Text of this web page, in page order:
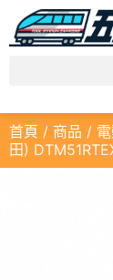
首頁 / 商品 /
田)